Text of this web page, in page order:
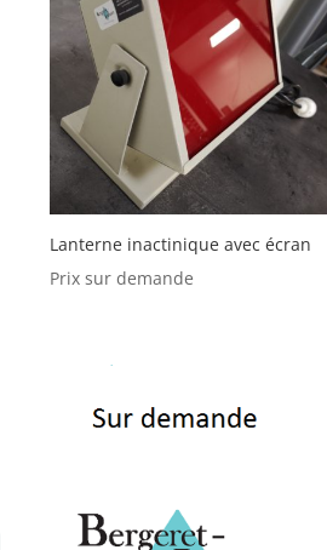
Lanterne inactinique avec écran
Prix sur demande